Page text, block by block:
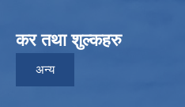
कर तथा शुल्कहरु
अन्य